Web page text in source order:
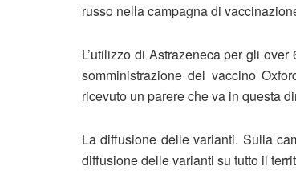
russo nella campagna di
L’utilizzo di Astrazeneca per gli
somministrazione del vaccino
ricevuto un parere che va in questa
La diffusione delle varianti. Sulla
diffusione delle varianti su tutto il